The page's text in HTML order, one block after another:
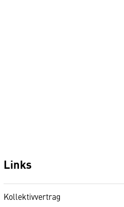
Links
Kollektivvertrag